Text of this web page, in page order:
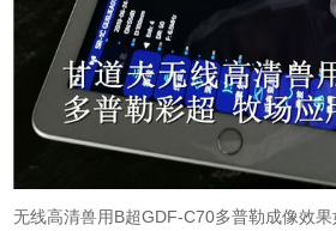
无线高清兽用B超GDF-C70多普勒成像效